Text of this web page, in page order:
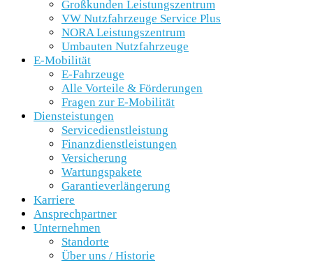
Großkunden Leistungszentrum
VW Nutzfahrzeuge Service Plus
NORA Leistungszentrum
Umbauten Nutzfahrzeuge
E-Mobilität
E-Fahrzeuge
Alle Vorteile & Förderungen
Fragen zur E-Mobilität
Diensteistungen
Servicedienstleistung
Finanzdienstleistungen
Versicherung
Wartungspakete
Garantieverlängerung
Karriere
Ansprechpartner
Unternehmen
Standorte
Über uns / Historie